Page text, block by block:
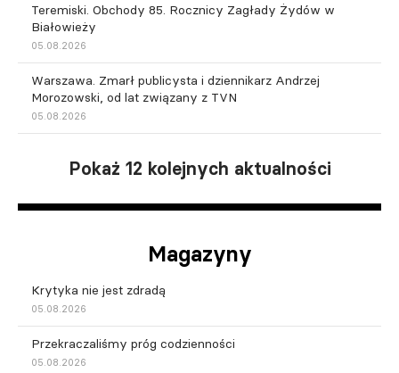
Teremiski. Obchody 85. Rocznicy Zagłady Żydów w
Białowieży
05.08.2026
Warszawa. Zmarł publicysta i dziennikarz Andrzej
Morozowski, od lat związany z TVN
05.08.2026
Pokaż 12 kolejnych aktualności
Magazyny
Krytyka nie jest zdradą
05.08.2026
Przekraczaliśmy próg codzienności
05.08.2026